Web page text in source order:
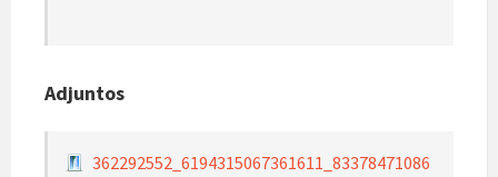
Adjuntos
362292552_6194315067361611_83378471086